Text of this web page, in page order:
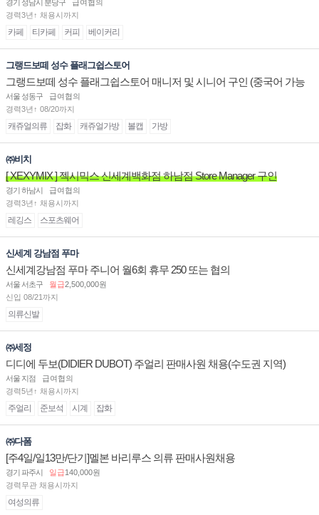
경기 성남시 분당구
급여협의
경력3년↑ 채용시까지
카페 티카페 커피 베이커리
그랭드보떼 성수 플래그쉽스토어
그랭드보떼 성수 플래그쉽스토어 매니저 및 시니어 구인 (중국어 가능
자)
서울 성동구
급여협의
경력3년↑ 08/20까지
캐쥬얼의류 잡화 캐쥬얼가방 볼캡 가방
㈜비치
[ XEXYMIX ] 젝시믹스 신세계백화점 하남점 Store Manager 구인
경기 하남시
급여협의
경력3년↑ 채용시까지
레깅스 스포츠웨어
신세계 강남점 푸마
신세계강남점 푸마 주니어 월6회 휴무 250 또는 협의
서울 서초구 월급2,500,000원
신입 08/21까지
의류신발
㈜세정
디디에 두보(DIDIER DUBOT) 주얼리 판매사원 채용(수도권 지역)
서울 지점
급여협의
경력5년↑ 채용시까지
주얼리 준보석 시계 잡화
㈜다폼
[주4일/일13만/단기]멜본 바리루스 의류 판매사원채용
경기 파주시 일급140,000원
경력무관 채용시까지
여성의류